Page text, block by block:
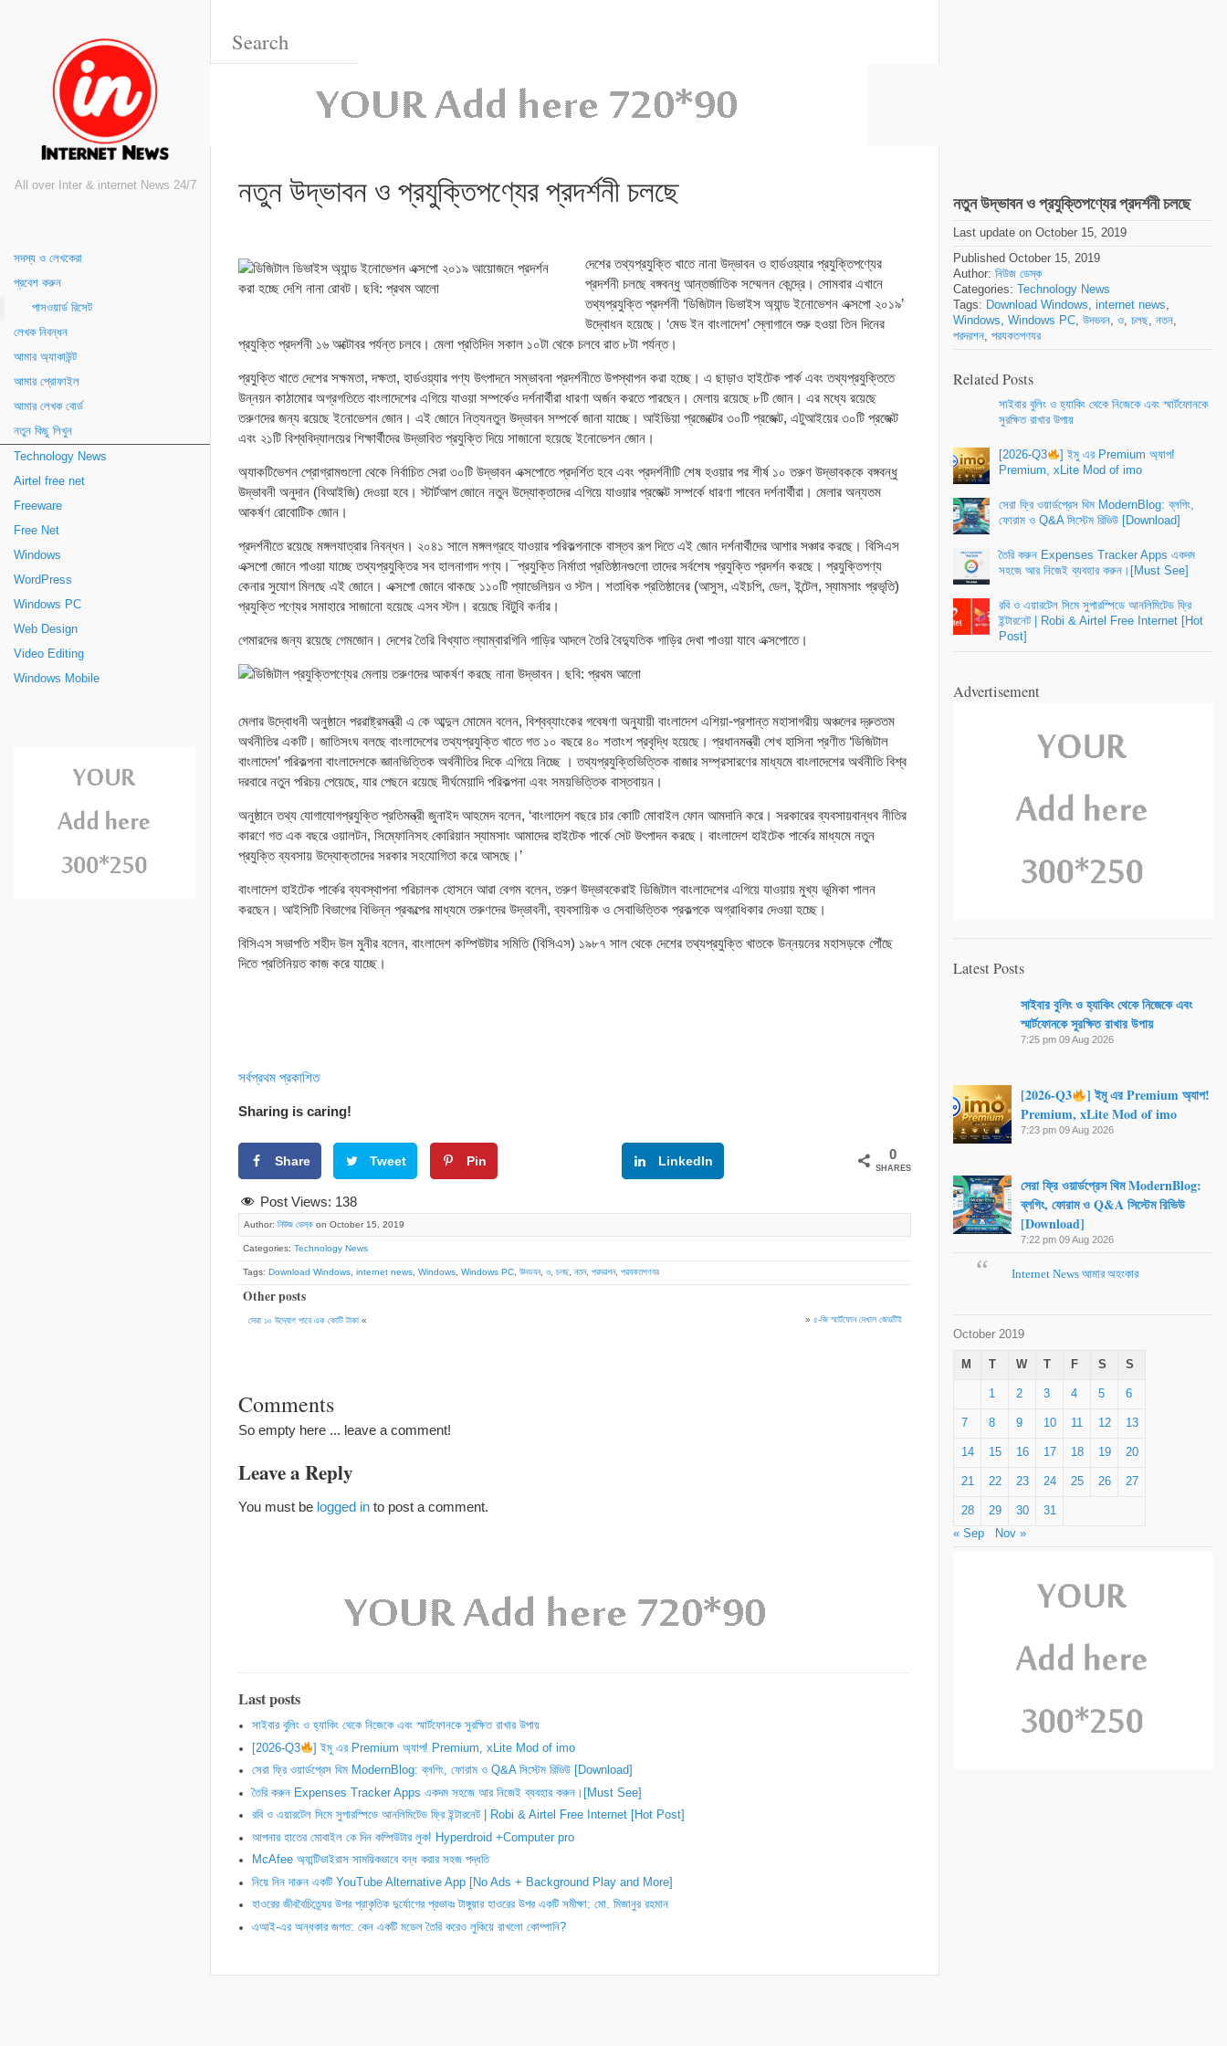
All over Inter & internet News 24/7
সদস্য ও লেখকেরা
প্রবেশ করুন
পাসওয়ার্ড রিসেট
লেখক নিবন্ধন
আমার অ্যাকাউন্ট
আমার প্রোফাইল
আমার লেখক বোর্ড
নতুন কিছু লিখুন
Technology News
Airtel free net
Freeware
Free Net
Windows
WordPress
Windows PC
Web Design
Video Editing
Windows Mobile
নতুন উদ্ভাবন ও প্রযুক্তিপণ্যের প্রদর্শনী চলছে
দেশের তথ্যপ্রযুক্তি খাতে নানা উদ্ভাবন ও হার্ডওয়্যার প্রযুক্তিপণ্যের
প্রদর্শনী চলছে বঙ্গবন্ধু আন্তর্জাতিক সম্মেলন কেন্দ্রে। সোমবার এখানে
তথ্যপ্রযুক্তি প্রদর্শনী ‘ডিজিটাল ডিভাইস অ্যান্ড ইনোভেশন এক্সপো ২০১৯’
উদ্বোধন হয়েছে। ‘মেড ইন বাংলাদেশ’ স্লোগানে শুরু হওয়া তিন দিনের
প্রযুক্তি প্রদর্শনী ১৬ অক্টোবর পর্যন্ত চলবে। মেলা প্রতিদিন সকাল ১০টা থেকে চলবে রাত ৮টা পর্যন্ত।
প্রযুক্তি খাতে দেশের সক্ষমতা, দক্ষতা, হার্ডওয়্যার পণ্য উৎপাদনে সম্ভাবনা প্রদর্শনীতে উপস্থাপন করা হচ্ছে। এ ছাড়াও হাইটেক পার্ক এবং তথ্যপ্রযুক্তিতে
উন্নয়ন কাঠামোর অগ্রগতিতে বাংলাদেশের এগিয়ে যাওয়া সম্পর্কেও দর্শনার্থীরা ধারণা অর্জন করতে পারছেন। মেলায় রয়েছে ৮টি জোন। এর মধ্যে রয়েছে
তরুণদের জন্য রয়েছে ইনোভেশন জোন। এই জোনে নিত্যনতুন উদ্ভাবন সম্পর্কে জানা যাচ্ছে। আইডিয়া প্রজেক্টের ৩০টি প্রজেক্ট, এটুআইয়ের ৩০টি প্রজেক্ট
এবং ২১টি বিশ্ববিদ্যালয়ের শিক্ষার্থীদের উদ্ভাবিত প্রযুক্তি দিয়ে সাজানো হয়েছে ইনোভেশন জোন।
অ্যাকটিভেশন প্রোগ্রামগুলো থেকে নির্বাচিত সেরা ৩০টি উদ্ভাবন এক্সপোতে প্রদর্শিত হবে এবং প্রদর্শনীটি শেষ হওয়ার পর শীর্ষ ১০ তরুণ উদ্ভাবককে বঙ্গবন্ধু
উদ্ভাবনী অনুদান (বিআইজি) দেওয়া হবে। স্টার্টআপ জোনে নতুন উদ্যোক্তাদের এগিয়ে যাওয়ার প্রজেক্ট সম্পর্কে ধারণা পাবেন দর্শনার্থীরা। মেলার অন্যতম
আকর্ষণ রোবোটিক জোন।
প্রদর্শনীতে রয়েছে মঙ্গলযাত্রার নিবন্ধন। ২০৪১ সালে মঙ্গলগ্রহে যাওয়ার পরিকল্পনাকে বাস্তব রূপ দিতে এই জোন দর্শনার্থীদের আশার সঞ্চার করছে। বিসিএস
এক্সপো জোনে পাওয়া যাচ্ছে তথ্যপ্রযুক্তির সব হালনাগাদ পণ্য।¯প্রযুক্তি নির্মাতা প্রতিষ্ঠানগুলো তাদের সর্বশেষ প্রযুক্তি প্রদর্শন করছে। প্রযুক্তিপণ্য
কেনার সুযোগ মিলছে এই জোনে। এক্সপো জোনে থাকছে ১১০টি প্যাভেলিয়ন ও স্টল। শতাধিক প্রতিষ্ঠানের (আসুস, এইচপি, ডেল, ইন্টেল, স্যামসাং প্রভৃতি)
প্রযুক্তি পণ্যের সমাহারে সাজানো হয়েছে এসব স্টল। রয়েছে বিটুবি কর্নার।
গেমারদের জন্য রয়েছে গেমজোন। দেশের তৈরি বিখ্যাত ল্যাম্বারগিনি গাড়ির আদলে তৈরি বৈদ্যুতিক গাড়ির দেখা পাওয়া যাবে এক্সপোতে।
মেলার উদ্বোধনী অনুষ্ঠানে পররাষ্ট্রমন্ত্রী এ কে আব্দুল মোমেন বলেন, বিশ্বব্যাংকের গবেষণা অনুযায়ী বাংলাদেশ এশিয়া-প্রশান্ত মহাসাগরীয় অঞ্চলের দ্রুততম
অর্থনীতির একটি। জাতিসংঘ বলছে বাংলাদেশের তথ্যপ্রযুক্তি খাতে গত ১০ বছরে ৪০ শতাংশ প্রবৃদ্ধি হয়েছে। প্রধানমন্ত্রী শেখ হাসিনা প্রণীত ‘ডিজিটাল
বাংলাদেশ’ পরিকল্পনা বাংলাদেশকে জ্ঞানভিত্তিক অর্থনীতির দিকে এগিয়ে নিচ্ছে । তথ্যপ্রযুক্তিভিত্তিক বাজার সম্প্রসারণের মাধ্যমে বাংলাদেশের অর্থনীতি বিশ্ব
দরবারে নতুন পরিচয় পেয়েছে, যার পেছনে রয়েছে দীর্ঘমেয়াদি পরিকল্পনা এবং সময়ভিত্তিক বাস্তবায়ন।
অনুষ্ঠানে তথ্য যোগাযোগপ্রযুক্তি প্রতিমন্ত্রী জুনাইদ আহমেদ বলেন, ‘বাংলাদেশ বছরে চার কোটি মোবাইল ফোন আমদানি করে। সরকারের ব্যবসায়বান্ধব নীতির
কারণে গত এক বছরে ওয়ালটন, সিম্ফোনিসহ কোরিয়ান স্যামসাং আমাদের হাইটেক পার্কে সেট উৎপাদন করছে। বাংলাদেশ হাইটেক পার্কের মাধ্যমে নতুন
প্রযুক্তি ব্যবসায় উদ্যোক্তাদের সরকার সহযোগিতা করে আসছে।’
বাংলাদেশ হাইটেক পার্কের ব্যবস্থাপনা পরিচালক হোসনে আরা বেগম বলেন, তরুণ উদ্ভাবকেরাই ডিজিটাল বাংলাদেশের এগিয়ে যাওয়ায় মুখ্য ভূমিকা পালন
করছেন। আইসিটি বিভাগের বিভিন্ন প্রকল্পের মাধ্যমে তরুণদের উদ্ভাবনী, ব্যবসায়িক ও সেবাভিত্তিক প্রকল্পকে অগ্রাধিকার দেওয়া হচ্ছে।
বিসিএস সভাপতি শহীদ উল মুনীর বলেন, বাংলাদেশ কম্পিউটার সমিতি (বিসিএস) ১৯৮৭ সাল থেকে দেশের তথ্যপ্রযুক্তি খাতকে উন্নয়নের মহাসড়কে পৌঁছে
দিতে প্রতিনিয়ত কাজ করে যাচ্ছে।
সর্বপ্রথম প্রকাশিত
Sharing is caring!
Share Tweet Pin LinkedIn 0
SHARES
Post Views: 138
Author: নিউজ ডেস্ক on October 15, 2019
Categories: Technology News
Tags: Download Windows internet news Windows Windows PC উদভবন, ও চলছ নতন, পরদরশন, পরযকতপণযর
Other posts
সেরা ১০ উদ্যোগ পাবে এক কোটি টাকা « » ৫-জি স্মার্টফোন দেখাল জেডটিই
Comments
So empty here ... leave a comment!
Leave a Reply
You must be logged in to post a comment.
Last posts
সাইবার বুলিং ও হ্যাকিং থেকে নিজেকে এবং স্মার্টফোনকে সুরক্ষিত রাখার উপায়
[2026-Q3
] ইমু এর Premium অ্যাপ! Premium, xLite Mod of imo
সেরা ফ্রি ওয়ার্ডপ্রেস থিম ModernBlog: ব্লগিং, ফোরাম ও Q&A সিস্টেম রিভিউ [Download]
তৈরি করুন Expenses Tracker Apps একদম সহজে আর নিজেই ব্যবহার করুন।[Must See]
রবি ও এয়ারটেল সিমে সুপারস্পিডে আনলিমিটেড ফ্রি ইন্টারনেট | Robi & Airtel Free Internet [Hot Post]
আপনার হাতের মোবাইল কে দিন কম্পিউটার লুক! Hyperdroid +Computer pro
McAfee অ্যান্টিভাইরাস সাময়িকভাবে বন্ধ করার সহজ পদ্ধতি
নিয়ে নিন দারুন একটি YouTube Alternative App [No Ads + Background Play and More]
হাওরের জীববৈচিত্র্যের উপর প্রাকৃতিক দুর্যোগের প্রভাবঃ টাঙ্গুয়ার হাওরের উপর একটি সমীক্ষা: মো. মিজানুর রহমান
এআই-এর অন্ধকার জগত: কেন একটি মডেল তৈরি করেও লুকিয়ে রাখলো কোম্পানি?
নতুন উদ্ভাবন ও প্রযুক্তিপণ্যের প্রদর্শনী চলছে
Last update on October 15, 2019
Published October 15, 2019
Author: নিউজ ডেস্ক
Categories: Technology News
Tags: Download Windows internet news
Windows
Windows PC উদভবন ও চলছ নতন
পরদরশন পরযকতপণযর
Related Posts
সাইবার বুলিং ও হ্যাকিং থেকে নিজেকে এবং স্মার্টফোনকে
সুরক্ষিত রাখার উপায়
[2026-Q3
] ইমু এর Premium অ্যাপ!
Premium, xLite Mod of imo
সেরা ফ্রি ওয়ার্ডপ্রেস থিম ModernBlog: ব্লগিং,
ফোরাম ও Q&A সিস্টেম রিভিউ [Download]
তৈরি করুন Expenses Tracker Apps একদম
সহজে আর নিজেই ব্যবহার করুন।[Must See]
রবি ও এয়ারটেল সিমে সুপারস্পিডে আনলিমিটেড ফ্রি
ইন্টারনেট | Robi & Airtel Free Internet [Hot
Post]
Advertisement
Latest Posts
সাইবার বুলিং ও হ্যাকিং থেকে নিজেকে এবং
স্মার্টফোনকে সুরক্ষিত রাখার উপায়
7:25 pm 09 Aug 2026
[2026-Q3
] ইমু এর Premium অ্যাপ!
Premium, xLite Mod of imo
7:23 pm 09 Aug 2026
সেরা ফ্রি ওয়ার্ডপ্রেস থিম ModernBlog:
ব্লগিং, ফোরাম ও Q&A সিস্টেম রিভিউ
[Download]
7:22 pm 09 Aug 2026
Internet News আমার অহংকার
October 2019
M T W T F S S
1 2 3 4 5 6
7 8 9 10 11 12 13
14 15 16 17 18 19 20
21 22 23 24 25 26 27
28 29 30
31
« Sep
Nov »